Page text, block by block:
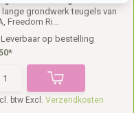
lange grondwerk teugels van
Freedom Ri...
Leverbaar op bestelling
btw Excl. Verzendkosten